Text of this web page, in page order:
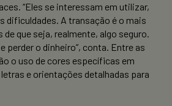
“Eles se interessam em utilizar,
dificuldades. A transação é o mais
de que seja, realmente, algo seguro.
perder o dinheiro”, conta. Entre as
o uso de cores específicas em
e orientações detalhadas para